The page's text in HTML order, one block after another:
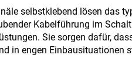
selbstklebend lösen das
Kabelführung im
Sie sorgen dafür,
in engen Einbausituationen